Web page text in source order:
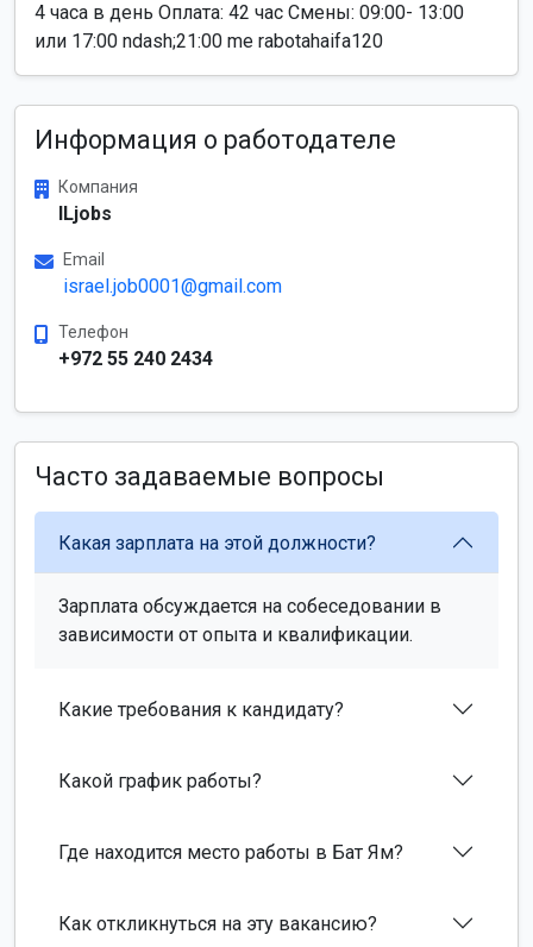
4 часа в день Оплата: 42 час Смены: 09:00- 13:00
или 17:00 ndash;21:00 me rabotahaifa120
Информация о работодателе
Компания
ILjobs
Email
israel.job0001@gmail.com
Телефон
+972 55 240 2434
Часто задаваемые вопросы
Какая зарплата на этой должности?
Зарплата обсуждается на собеседовании в
зависимости от опыта и квалификации.
Какие требования к кандидату?
Какой график работы?
Где находится место работы в Бат Ям?
Как откликнуться на эту вакансию?